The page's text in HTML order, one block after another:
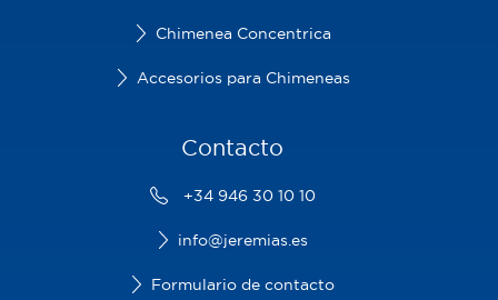
Chimenea Concentrica
Accesorios para Chimeneas
Contacto
+34 946 30 10 10
info@jeremias.es
Formulario de contacto